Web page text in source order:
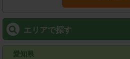
エリアで探す
愛知県